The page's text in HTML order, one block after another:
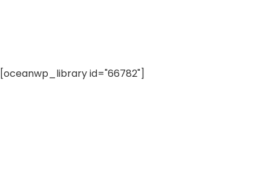
[oceanwp_library id="66782"]